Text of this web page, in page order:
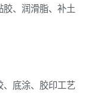
、润滑脂、补土
、底涂、胶印工艺